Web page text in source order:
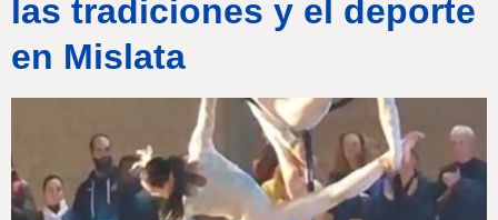
las tradiciones y el deporte
en Mislata